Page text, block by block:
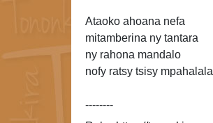
Ataoko ahoana nefa
mitamberina ny tantara
ny rahona mandalo
nofy ratsy tsisy mpahalala
--------